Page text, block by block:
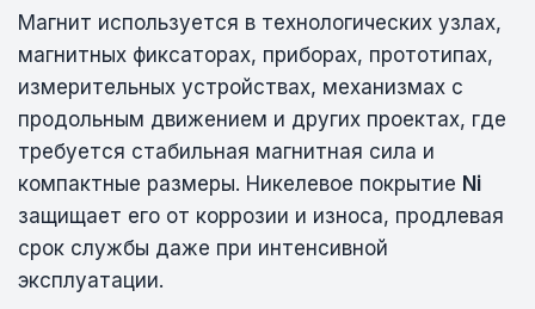
Магнит используется в технологических узлах,
магнитных фиксаторах, приборах, прототипах,
измерительных устройствах, механизмах с
продольным движением и других проектах, где
требуется стабильная магнитная сила и
компактные размеры. Никелевое покрытие Ni
защищает его от коррозии и износа, продлевая
срок службы даже при интенсивной
эксплуатации.